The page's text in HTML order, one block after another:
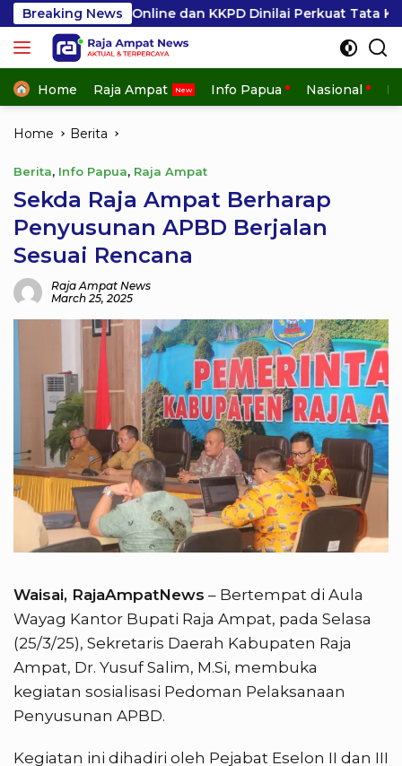
Skip
to
content
Breaking News
Online dan KKPD Dinilai Perkuat Tata Kelola APBD
Home Raja Ampat Info Papua Nasional
Home Berita
Berita, Info Papua, Raja Ampat
Sekda Raja Ampat Berharap
Penyusunan APBD Berjalan
Sesuai Rencana
Raja Ampat News
March 25, 2025
Waisai, RajaAmpatNews – Bertempat di Aula
Wayag Kantor Bupati Raja Ampat, pada Selasa
(25/3/25), Sekretaris Daerah Kabupaten Raja
Ampat, Dr. Yusuf Salim, M.Si, membuka
kegiatan sosialisasi Pedoman Pelaksanaan
Penyusunan APBD.
Kegiatan ini dihadiri oleh Pejabat Eselon II dan III